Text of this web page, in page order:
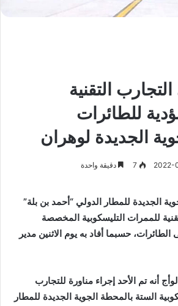
التقنية
للطائرات
الجديدة لوهران
2022-
7 دقيقة واحدة
الجديدة للمطار الدولي “أحمد بن بلة”
للممرات التليسكوبية المخصصة
حسبما أفاد به يوم الاثنين مدير
أنه تم الأحد إجراء مناورة للتجارب
الستة بالمحطة الجوية الجديدة للمطار